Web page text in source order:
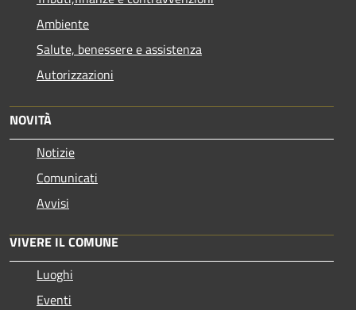
Ambiente
Salute, benessere e assistenza
Autorizzazioni
NOVITÀ
Notizie
Comunicati
Avvisi
VIVERE IL COMUNE
Luoghi
Eventi